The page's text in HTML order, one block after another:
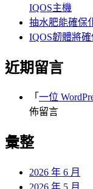
IQOS主機
抽水肥能確保
IQOS韌體將
近期留言
「 一位
佈留言
彙整
2026 年 6 月